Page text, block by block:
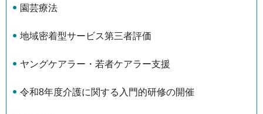
園芸療法
地域密着型サービス第三者評価
ヤングケアラー・若者ケアラー支援
令和8年度介護に関する入門的研修の開催